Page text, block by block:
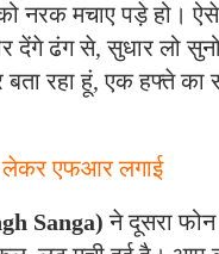
नरक मचाए पड़े हो।
देंगे ढंग से, सुधार लो
रहा हूं, एक हफ्ते
लेकर एफआर लगाई
Sanga)ने दूसरा